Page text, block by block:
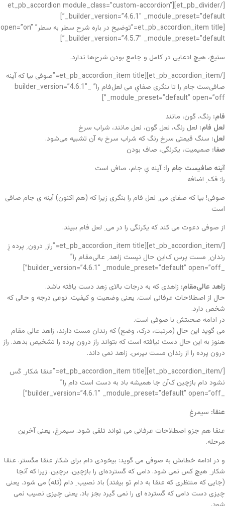
[/et_pb_divider][et_pb_accordion module_class=”custom-accordion”
_builder_version=”4.6.1″ _module_preset=”default”]
[et_pb_accordion_item title=”توضیح در باره شرح سطر به سطر” open=”on”
_builder_version=”4.5.7″ _module_preset=”default”]
ستیغ، هیچ ادعایی در کامل و جامع بودن شرح‌ها ندارد.
[/et_pb_accordion_item][et_pb_accordion_item title=”صوفی بیا که آینه
صافی‌ست جام را تا بنگری صفایِ می لعل‌فام را” _builder_version=”4.6.1″
_module_preset=”default” open=”off”]
فام: رنگ، گون، مانند
لعل فام: لعل رنگ، لعل گون، لعل مانند، شراب سرخ
لعل: سنگ قیمتی سرخ رنگ که شراب سرخ به آن تشبیه می‌شود.
صفا: صمیمیت، یکرنگی، صاف بودن
آینه صافیست جام را:آینه یِ جام، صافی است
را: فک ِ اضافه
صوفی! بیا که صفای می ِ لعل فام را بنگری زیرا که (هم اکنون) آینه ی جام صافی
است
از صوفی دعوت می کند که یکرنگی را در می ِ لعل فام ببیند.
[/et_pb_accordion_item][et_pb_accordion_item title=”راز ِ درون ِ پرده زِ
رندان ِ مست پرس ک‌این حال نیست زاهد ِ عالی‌مقام را”
_builder_version=”4.6.1″ _module_preset=”default” open=”off”]
زاهد عالی‌مقام: زاهدی که به درجات بالای زهد دست یافته باشد.
حال از اصطلاحات عرفانی است. یعنی وضعیت و کیفیت. نوعی درجه و حالی که
شخص دارد.
در ادامه صحبتش با صوفی است.
می گوید این حال (مرتبت، درک، وضع) که رندان مست دارند، زاهد عالی مقام
هنوز به این حال دست نیافته است که بتواند راز درون پرده را تشخیص بدهد. راز
درون پرده را از رندان مست بپرس. زاهد نمی داند.
[/et_pb_accordion_item][et_pb_accordion_item title=”عنقا شکار ِ کَس
نشود دام بازچین ک‌آن جا همیشه باد به دست است دام را”
_builder_version=”4.6.1″ _module_preset=”default” open=”off”]
عنقا: سیمرغ
عنقا هم جزو اصطلاحات عرفانی می تواند تلقی شود. سیمرغ، یعنی آخرین
مرحله.
و در ادامه خطابش به صوفی می گوید: بیخودی دام برای شکار عنقا مگستر. عنقا
شکار ِ هیچ کس نمی شود. دامی که گسترده‌ای را بازچین. برچین. زیرا که آنجا
(جایی که منتظری که عنقا به دام تو بیفتد) باد نصیب ِ دام (تله) می شود. یعنی
چیزی دست دامی که گسترده ای را نمی گیرد بجز باد. یعنی چیزی نصیب نمی